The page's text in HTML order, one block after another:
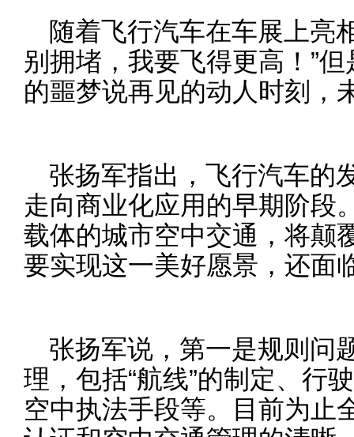
随着飞行汽车在车展上亮
别拥堵，我要飞得更高！”
的噩梦说再见的动人时刻，
张扬军指出，飞行汽车的
走向商业化应用的早期阶段
载体的城市空中交通，将颠
要实现这一美好愿景，还面
张扬军说，第一是规则问
理，包括“航线”的制定、行
空中执法手段等。目前为止